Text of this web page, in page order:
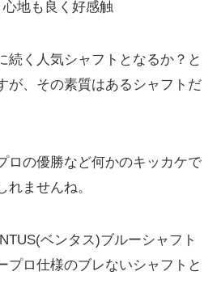
地も良く好感触
続く人気シャフトとなるか？と
が、その素質はあるシャフトだ
ロの優勝など何かのキッカケで
れませんね。
ベンタス)ブルーシャフト
プロ仕様のブレないシャフトと